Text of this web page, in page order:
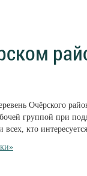
Очёрского
группой при
всех, кто